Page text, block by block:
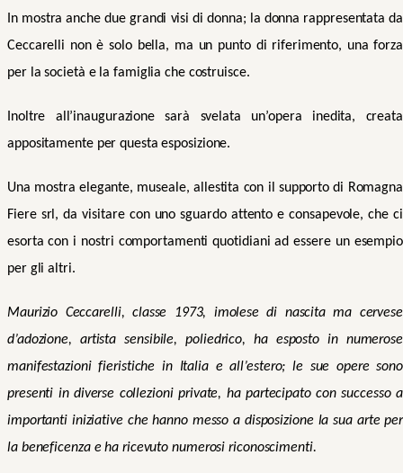
In mostra anche due grandi visi di donna; la donna rappresentata da
Ceccarelli non è solo bella, ma un punto di riferimento, una forza
per la società e la famiglia che costruisce.
Inoltre all’inaugurazione sarà svelata un’opera inedita, creata
appositamente per questa esposizione.
Una mostra elegante, museale,allestita con il supporto di Romagna
Fiere srl,da visitare con uno sguardo attento e consapevole, che ci
esorta con i nostri comportamenti quotidiani ad essere un esempio
per gli altri.
Maurizio Ceccarelli, classe 1973, imolese di nascita ma cervese
d’adozione, artista sensibile, poliedrico, ha esposto in numerose
manifestazioni fieristiche in Italia e all’estero; le sue opere sono
presenti in diverse collezioni private, ha partecipato con successo a
importanti iniziative che hanno messo a disposizione la sua arte per
la beneficenza e ha ricevuto numerosi riconoscimenti.